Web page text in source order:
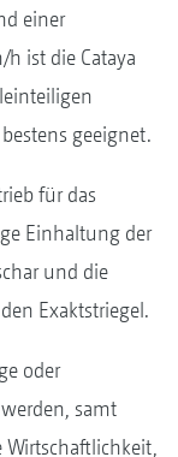
einer
ist die Cataya
geeignet.
für das
Einhaltung der
und die
Exaktstriegel.
oder
samt